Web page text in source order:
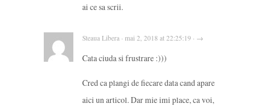
ai ce sa scrii.
Steaua Libera · mai 2, 2018 at 22:25:19 · →
Cata ciuda si frustrare :)))
Cred ca plangi de fiecare data cand apare
aici un articol. Dar mie imi place, ca voi,